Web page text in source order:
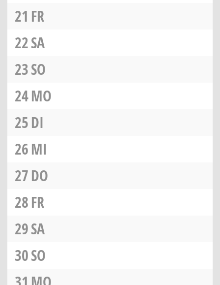
21 FR
22SA
23SO
24MO
25DI
26MI
27DO
28FR
29SA
30SO